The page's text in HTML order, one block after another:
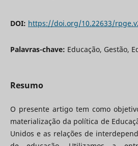
DOI: https://doi.org/10.22633/
Palavras-chave: Educação, Gestão,
Resumo
O presente artigo tem como
materialização da política de
Unidos e as relações de